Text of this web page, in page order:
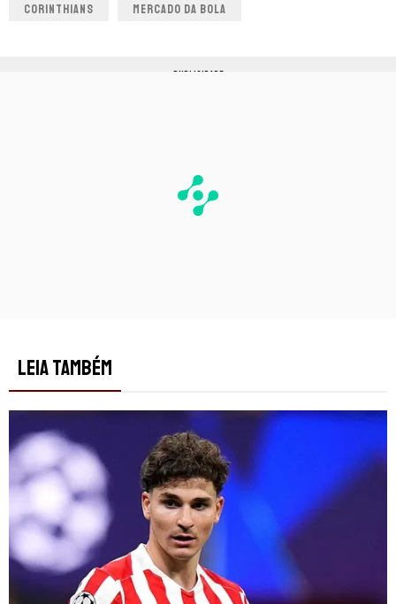
CORINTHIANS MERCADO DA BOLA
PUBLICIDADE
LEIA TAMBÉM